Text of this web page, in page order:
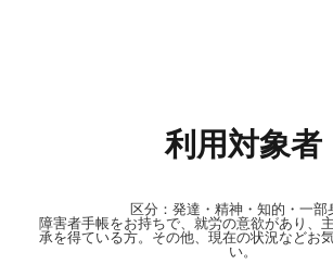
利用対象者
区分：発達・精神・知的・一部
障害者手帳をお持ちで、就労の意欲があり、
承を得ている方。その他、現在の状況などお
い。